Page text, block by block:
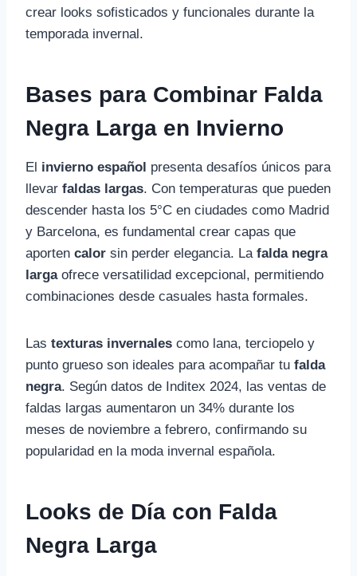
crear looks sofisticados y funcionales durante la
temporada invernal.
Bases para Combinar Falda
Negra Larga en Invierno
El invierno español presenta desafíos únicos para
llevar faldas largas. Con temperaturas que pueden
descender hasta los 5°C en ciudades como Madrid
y Barcelona, es fundamental crear capas que
aporten calor sin perder elegancia. La falda negra
largaofrece versatilidad excepcional, permitiendo
combinaciones desde casuales hasta formales.
Las texturas invernales como lana, terciopelo y
punto grueso son ideales para acompañar tu falda
negra. Según datos de Inditex 2024, las ventas de
faldas largas aumentaron un 34% durante los
meses de noviembre a febrero, confirmando su
popularidad en la moda invernal española.
Looks de Día con Falda
Negra Larga